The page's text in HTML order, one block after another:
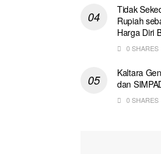
Tidak
Rupiah
Harga Diri
0 SHARES
Kaltara
dan
0 SHARES